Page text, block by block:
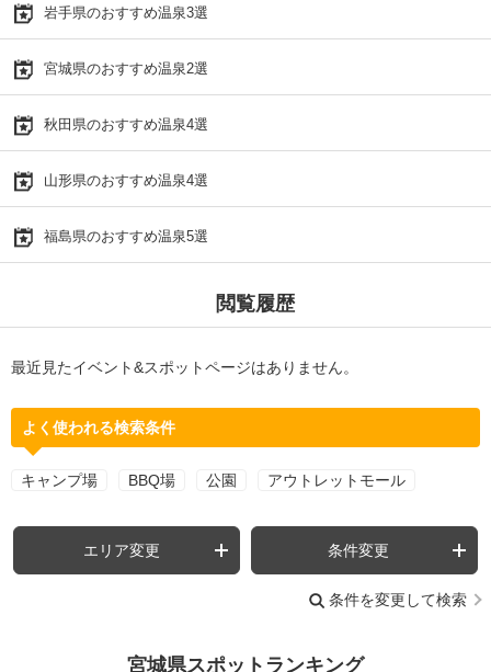
岩手県のおすすめ温泉3選
宮城県のおすすめ温泉2選
秋田県のおすすめ温泉4選
山形県のおすすめ温泉4選
福島県のおすすめ温泉5選
閲覧履歴
最近見たイベント&スポットページはありません。
よく使われる検索条件
キャンプ場 BBQ場 公園 アウトレットモール
エリア変更 条件変更
条件を変更して検索
宮城県スポットランキング